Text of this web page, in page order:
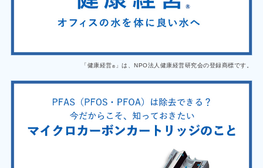
「健康経営® 」は、NPO法人健康経営研究会の登録商標です。